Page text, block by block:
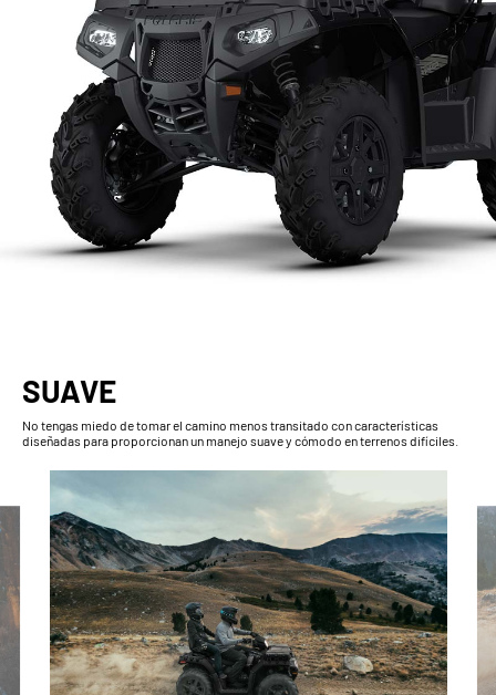
SUAVE
No tengas miedo de tomar el camino menos transitado con características
diseñadas para proporcionan un manejo suave y cómodo en terrenos difíciles.